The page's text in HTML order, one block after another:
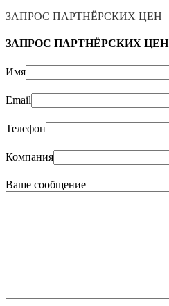
ЗАПРОС ПАРТНЁРСКИХ ЦЕН
ЗАПРОС ПАРТНЁРСКИХ ЦЕН
Имя
Email
Телефон
Компания
Ваше сообщение